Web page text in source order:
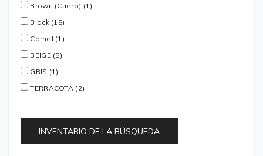
Brown (Cuero) (1)
Black (18)
Camel (1)
BEIGE (5)
GRIS (1)
TERRACOTA (2)
INVENTARIO DE LA BÚSQUEDA